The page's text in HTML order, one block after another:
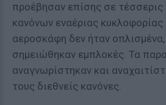
προέβησαν επίσης σε
κανόνων εναέριας
αεροσκάφη δεν ήταν
σημειώθηκαν εμπλοκές. Τα
αναγνωρίστηκαν και
τους διεθνείς κανόνες.